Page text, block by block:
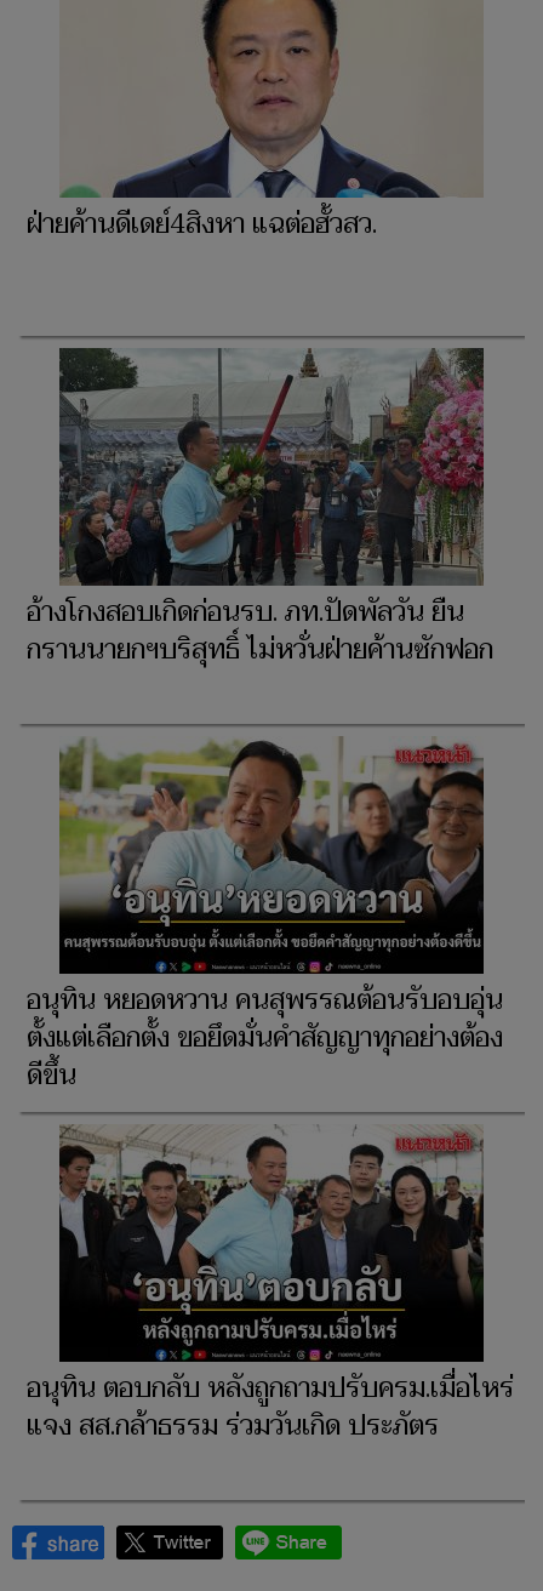
ฝ่ายค้านดีเดย์4สิงหา แฉต่อฮั้วสว.
อ้างโกงสอบเกิดก่อนรบ. ภท.ปัดพัลวัน ยืน
กรานนายกฯบริสุทธิ์ ไม่หวั่นฝ่ายค้านซักฟอก
อนุทิน หยอดหวาน คนสุพรรณต้อนรับอบอุ่น
ตั้งแต่เลือกตั้ง ขอยึดมั่นคำสัญญาทุกอย่างต้อง
ดีขึ้น
อนุทิน ตอบกลับ หลังถูกถามปรับครม.เมื่อไหร่
แจง สส.กล้าธรรม ร่วมวันเกิด ประภัตร